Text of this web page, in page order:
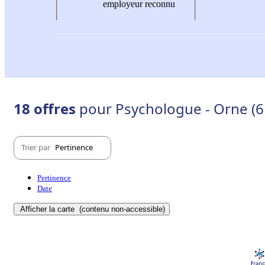
employeur reconnu
18 offres pour Psychologue - Orne
Trier par Pertinence
Pertinence
Date
Afficher la carte (contenu non-accessible)